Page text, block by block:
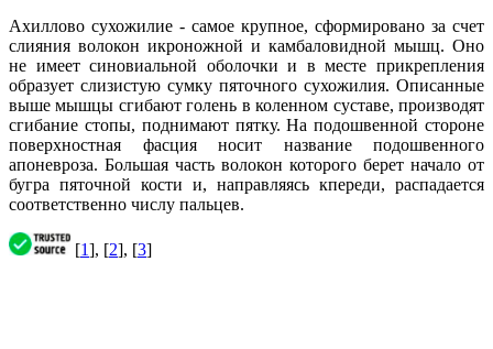
Ахиллово сухожилие - самое крупное, сформировано за счет
слияния волокон икроножной и камбаловидной мышц. Оно
не имеет синовиальной оболочки и в месте прикрепления
образует слизистую сумку пяточного сухожилия. Описанные
выше мышцы сгибают голень в коленном суставе, производят
сгибание стопы, поднимают пятку. На подошвенной стороне
поверхностная фасция носит название подошвенного
апоневроза. Большая часть волокон которого берет начало от
бугра пяточной кости и, направляясь кпереди, распадается
соответственно числу пальцев.
[1], [2], [3]